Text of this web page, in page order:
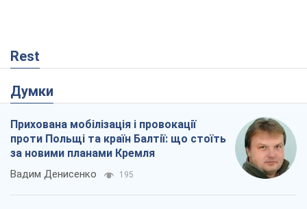
Rest
Думки
Прихована мобілізація і провокації
проти Польщі та країн Балтії: що стоїть
за новими планами Кремля
Вадим Денисенко 195